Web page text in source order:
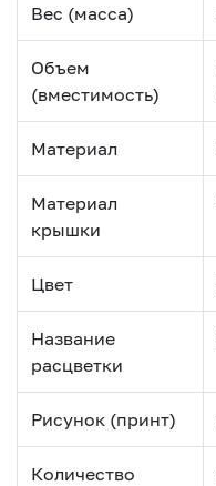
Вес (масса)
Объем
(вместимость)
Материал
Материал
крышки
Цвет
Название
расцветки
Рисунок (принт)
Количество